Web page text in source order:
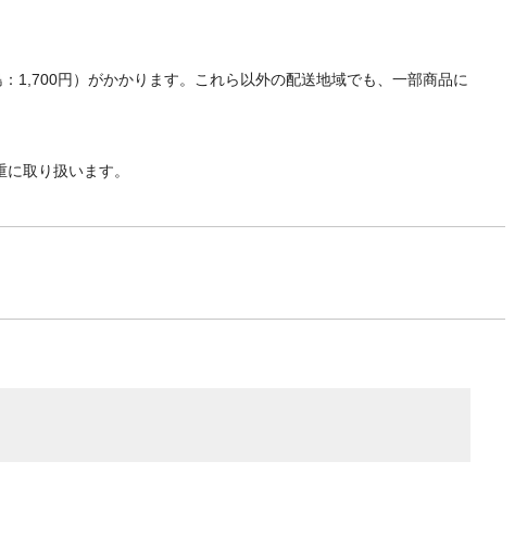
1,700円）がかかります。これら以外の配送地域でも、一部商品に
取り扱います。